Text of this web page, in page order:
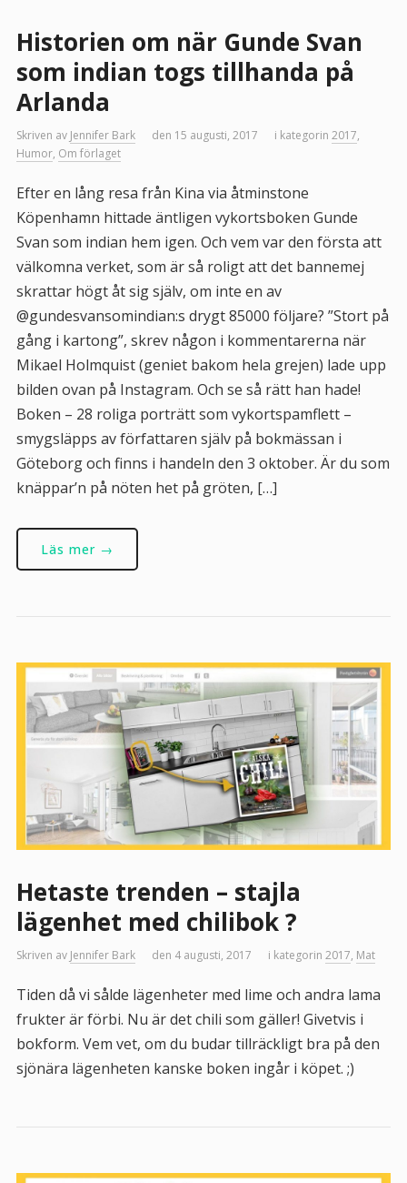
Historien om när Gunde Svan
som indian togs tillhanda på
Arlanda
Skriven av Jennifer Bark den 15 augusti, 2017 i kategorin 2017,
Humor, Om förlaget
Efter en lång resa från Kina via åtminstone
Köpenhamn hittade äntligen vykortsboken Gunde
Svan som indian hem igen. Och vem var den första att
välkomna verket, som är så roligt att det bannemej
skrattar högt åt sig själv, om inte en av
@gundesvansomindian:s drygt 85000 följare? ”Stort på
gång i kartong”, skrev någon i kommentarerna när
Mikael Holmquist (geniet bakom hela grejen) lade upp
bilden ovan på Instagram. Och se så rätt han hade!
Boken – 28 roliga porträtt som vykortspamflett –
smygsläpps av författaren själv på bokmässan i
Göteborg och finns i handeln den 3 oktober. Är du som
knäppar’n på nöten het på gröten, […]
Läs mer →
Hetaste trenden – stajla
lägenhet med chilibok ?
Skriven av Jennifer Bark den 4 augusti, 2017 i kategorin 2017, Mat
Tiden då vi sålde lägenheter med lime och andra lama
frukter är förbi. Nu är det chili som gäller! Givetvis i
bokform. Vem vet, om du budar tillräckligt bra på den
sjönära lägenheten kanske boken ingår i köpet. ;)